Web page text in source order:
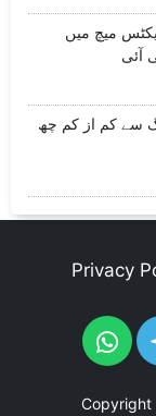
میچ میں
آئی
سے کم از کم چھ
Privacy
Copyright